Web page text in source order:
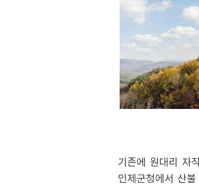
기존에 원대리 자
인제군청에서 산